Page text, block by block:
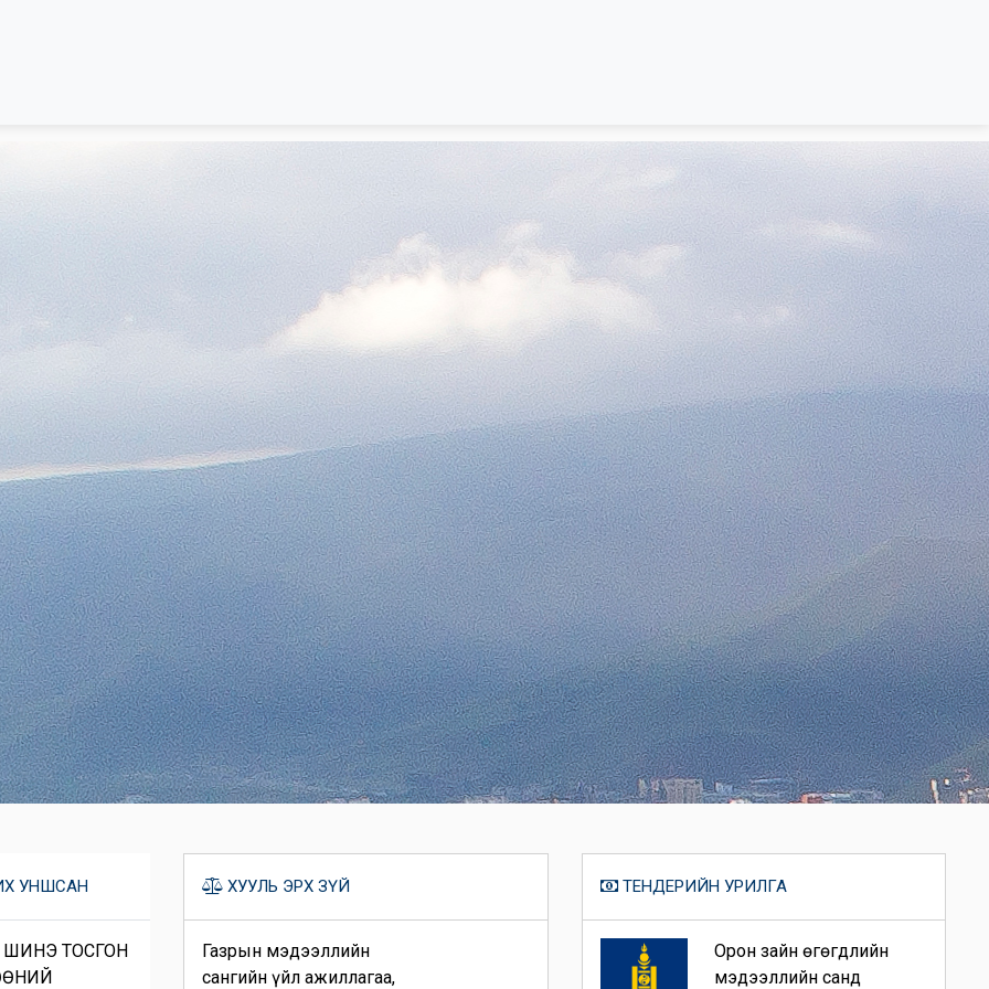
УНШСАН
ТОСГОН
ХУУЛЬ ЭРХ ЗҮЙ
Газрын мэдээллийн
сангийн үйл ажиллагаа,
ТЕНДЕРИЙН УРИЛГА
Орон зайн өгөгдлийн
мэдээллийн санд